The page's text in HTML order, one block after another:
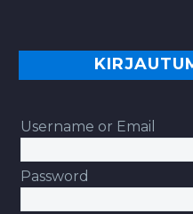
Username or Email
Password